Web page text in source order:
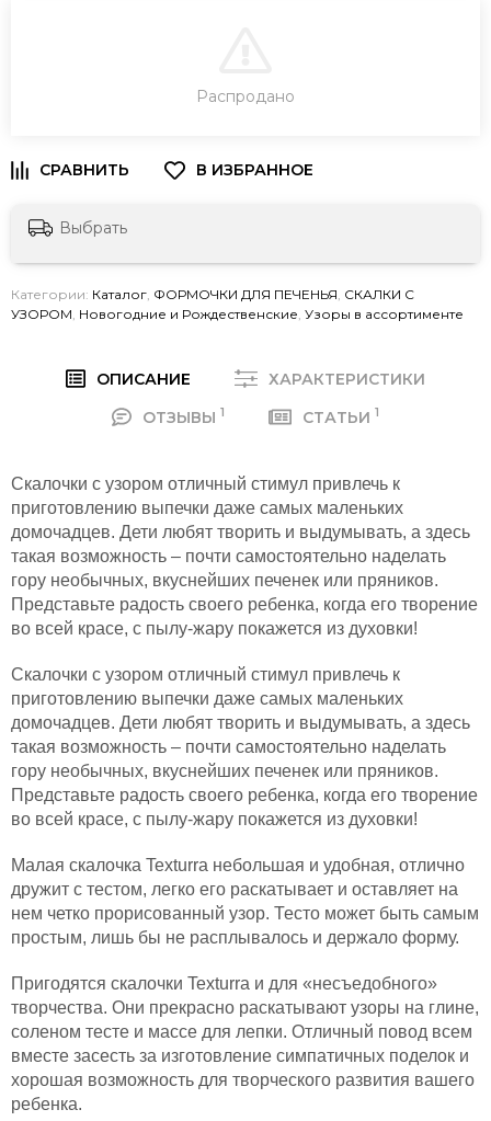
ЗАКАЗ В ОДИН КЛИК
Распродано
Выбрать
Категории: Каталог ФОРМОЧКИ ДЛЯ ПЕЧЕНЬЯ СКАЛКИ С
УЗОРОМ Новогодние и Рождественские Узоры в ассортименте
ОПИСАНИЕ
ХАРАКТЕРИСТИКИ
ОТЗЫВЫ 1 СТАТЬИ 1
Скалочки с узором отличный стимул привлечь к
приготовлению выпечки даже самых маленьких
домочадцев. Дети любят творить и выдумывать, а здесь
такая возможность – почти самостоятельно наделать
гору необычных, вкуснейших печенек или пряников.
Представьте радость своего ребенка, когда его творение
во всей красе, с пылу-жару покажется из духовки!
Скалочки с узором отличный стимул привлечь к
приготовлению выпечки даже самых маленьких
домочадцев. Дети любят творить и выдумывать, а здесь
такая возможность – почти самостоятельно наделать
гору необычных, вкуснейших печенек или пряников.
Представьте радость своего ребенка, когда его творение
во всей красе, с пылу-жару покажется из духовки!
Малая скалочка Texturra небольшая и удобная, отлично
дружит с тестом, легко его раскатывает и оставляет на
нем четко прорисованный узор. Тесто может быть самым
простым, лишь бы не расплывалось и держало форму.
Пригодятся скалочки Texturra и для «несъедобного»
творчества. Они прекрасно раскатывают узоры на глине,
соленом тесте и массе для лепки. Отличный повод всем
вместе засесть за изготовление симпатичных поделок и
хорошая возможность для творческого развития вашего
ребенка.